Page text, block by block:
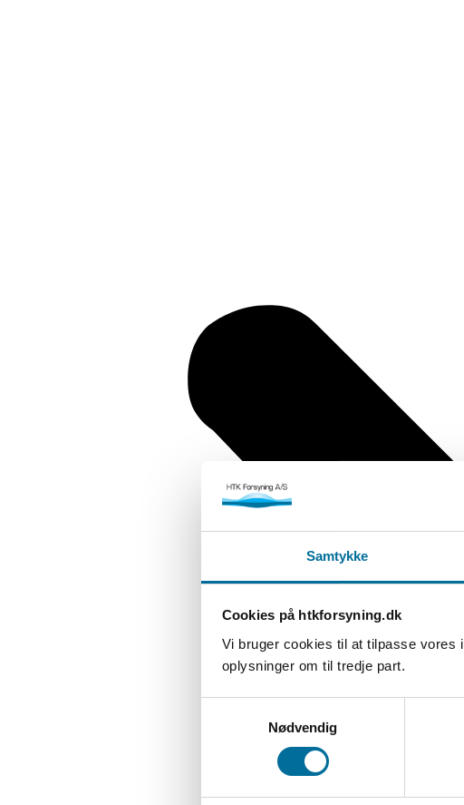
Samtykke
Cookies på htkforsyning.dk
Vi bruger cookies til at tilpasse vores
oplysninger om til tredje part.
Nødvendig